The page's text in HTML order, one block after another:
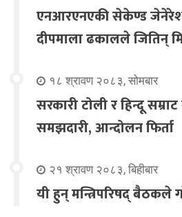
एनआरएनएकी सेकेण्ड
दीपमाला ढकालले जितिन्
१८ श्रावण २०८३, सोमबार
सरकारी टोली र हिन्दू
समझदारी, आन्दोलन फिर्ता
२१ श्रावण २०८३, बिहीबार
यी हुन् मन्त्रिपरिषद् बैठकले